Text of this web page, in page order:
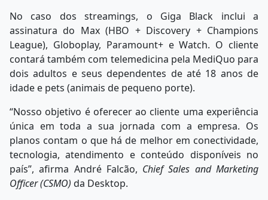
No caso dos streamings, o Giga Black inclui a
assinatura do Max (HBO + Discovery + Champions
League), Globoplay, Paramount+ e Watch. O cliente
contará também com telemedicina pela MediQuo para
dois adultos e seus dependentes de até 18 anos de
idade e pets (animais de pequeno porte).
“Nosso objetivo é oferecer ao cliente uma experiência
única em toda a sua jornada com a empresa. Os
planos contam o que há de melhor em conectividade,
tecnologia, atendimento e conteúdo disponíveis no
país”, afirma André Falcão, Chief Sales and Marketing
Officer (CSMO) da Desktop.